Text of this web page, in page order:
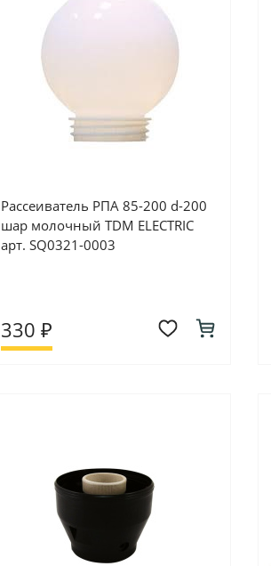
Рассеиватель РПА 85-200 d-200
шар молочный TDM ELECTRIC
арт. SQ0321-0003
330 ₽